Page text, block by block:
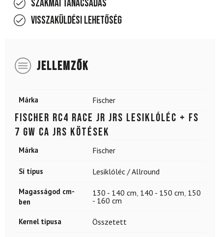
Szakmai tanácsadás
Visszaküldési lehetőség
JELLEMZŐK
Márka Fischer
FISCHER RC4 RACE JR JRS lesiklóléc + FS
7 GW CA JRS kötések
Márka Fischer
Sí típus Lesiklóléc / Allround
Magasságod cm-
ben
130 - 140 cm 140 - 150 cm 150
- 160 cm
Kernel típusa Összetett